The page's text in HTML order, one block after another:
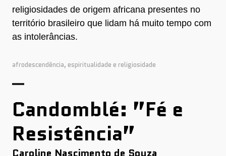
religiosidades de origem africana presentes no
território brasileiro que lidam há muito tempo com
as intolerâncias.
afrodescendência, espiritualidade e religiosidade
Candomblé: ”Fé e
Resistência”
Caroline Nascimento de Souza